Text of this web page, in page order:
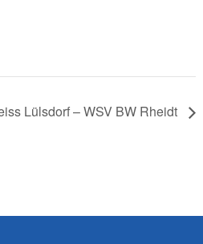
Lülsdorf – WSV BW Rheidt